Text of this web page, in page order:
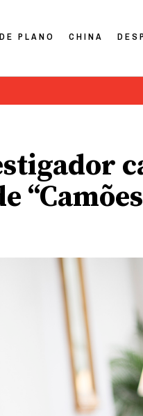
PLANO CHINA